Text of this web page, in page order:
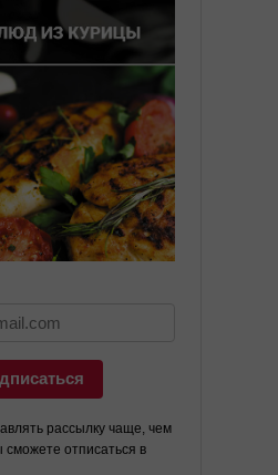
рассылку чаще, чем
отписаться в